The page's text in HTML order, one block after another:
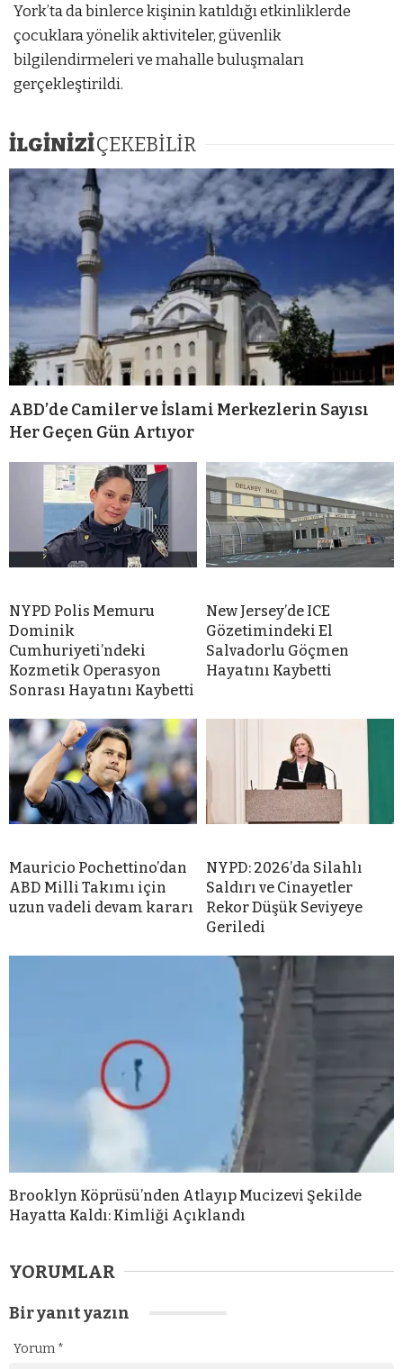
York’ta da binlerce kişinin katıldığı etkinliklerde
çocuklara yönelik aktiviteler, güvenlik
bilgilendirmeleri ve mahalle buluşmaları
gerçekleştirildi.
İLGİNİZİÇEKEBİLİR
ABD’de Camiler ve İslami Merkezlerin Sayısı
Her Geçen Gün Artıyor
NYPD Polis Memuru
Dominik
Cumhuriyeti’ndeki
Kozmetik Operasyon
Sonrası Hayatını Kaybetti
New Jersey’de ICE
Gözetimindeki El
Salvadorlu Göçmen
Hayatını Kaybetti
Mauricio Pochettino’dan
ABD Milli Takımı için
uzun vadeli devam kararı
NYPD: 2026’da Silahlı
Saldırı ve Cinayetler
Rekor Düşük Seviyeye
Geriledi
Brooklyn Köprüsü’nden Atlayıp Mucizevi Şekilde
Hayatta Kaldı: Kimliği Açıklandı
YORUMLAR
Bir yanıt yazın
Yorum *